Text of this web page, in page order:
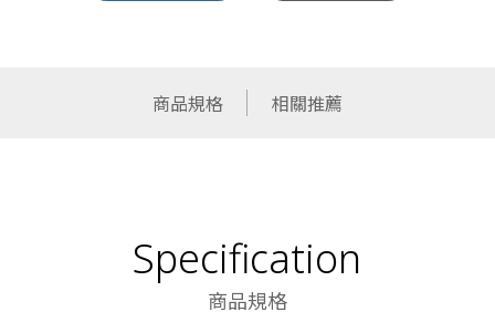
商品規格 相關推薦
Specification
商品規格